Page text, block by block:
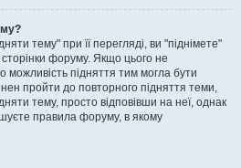
тему" при її перегляді, ви "піднімете"
форуму. Якщо цього не
можливість підняття тим могла бути
пройти до повторного підняття теми,
тему, просто відповівши на неї, однак
правила форуму, в якому